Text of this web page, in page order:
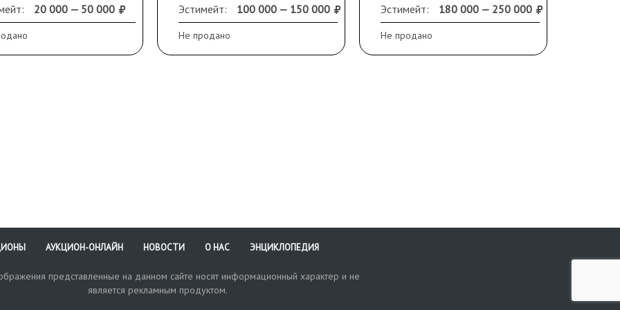
RT).
20 000 — 50 000 Эстимейт: 100 000 — 150 000
Не продано
раму
Эстимейт: 180 000 — 250 000
Не продано
АУКЦИОН-ОНЛАЙН НОВОСТИ О НАС ЭНЦИКЛОПЕДИЯ
представленные на данном сайте носят информационный характер и не
является рекламным продуктом.